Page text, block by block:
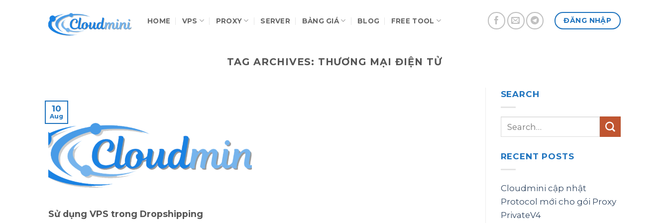
HOME VPS PROXY SERVER BẢNG GIÁ BLOG FREE TOOL ĐĂNG NHẬP
TAG ARCHIVES: THƯƠNG MẠI ĐIỆN TỬ
Sử dụng VPS trong Dropshipping
10
Aug
SEARCH
RECENT POSTS
Cloudmini cập nhật
Protocol mới cho gói Proxy
PrivateV4